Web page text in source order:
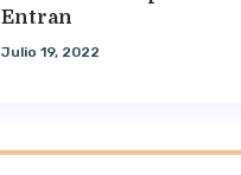
Entran
Julio 19, 2022